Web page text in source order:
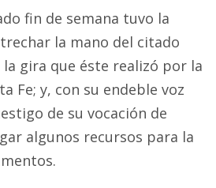
fin de semana tuvo la
la mano del citado
gira que éste realizó por la
Fe; y, con su endeble voz
de su vocación de
algunos recursos para la